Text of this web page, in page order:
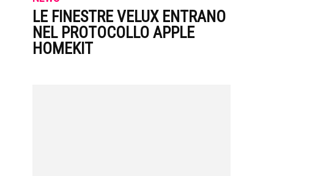
LE FINESTRE VELUX ENTRANO
NEL PROTOCOLLO APPLE
HOMEKIT